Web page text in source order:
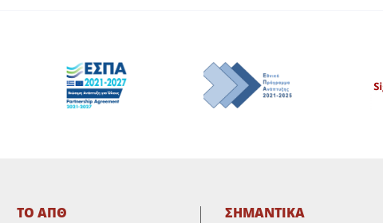
ΤΟ ΑΠΘ ΣΗΜΑΝΤΙΚΑ